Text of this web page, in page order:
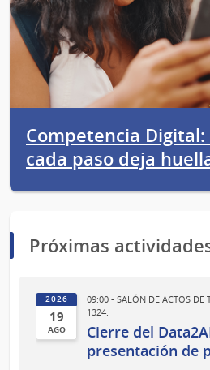
Competencia
cada paso deja
Próximas
2026
19
AGO
09:00 - SALÓN DE ACTOS DE
1324.
Cierre del
presentación de